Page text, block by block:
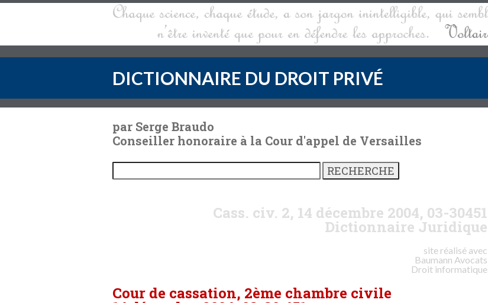
DICTIONNAIRE DU DROIT PRIVÉ
par Serge Braudo
Conseiller honoraire à la Cour d'appel de Versailles
Cass. civ. 2, 14 décembre 2004, 03-30451
Dictionnaire Juridique
site réalisé avec
Baumann Avocats
Droit informatique
Cour de cassation, 2ème chambre civile